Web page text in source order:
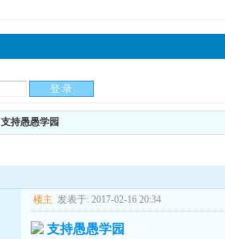
支持愚愚学园
楼主 发表于: 2017-02-16 20:34
支持愚愚学园